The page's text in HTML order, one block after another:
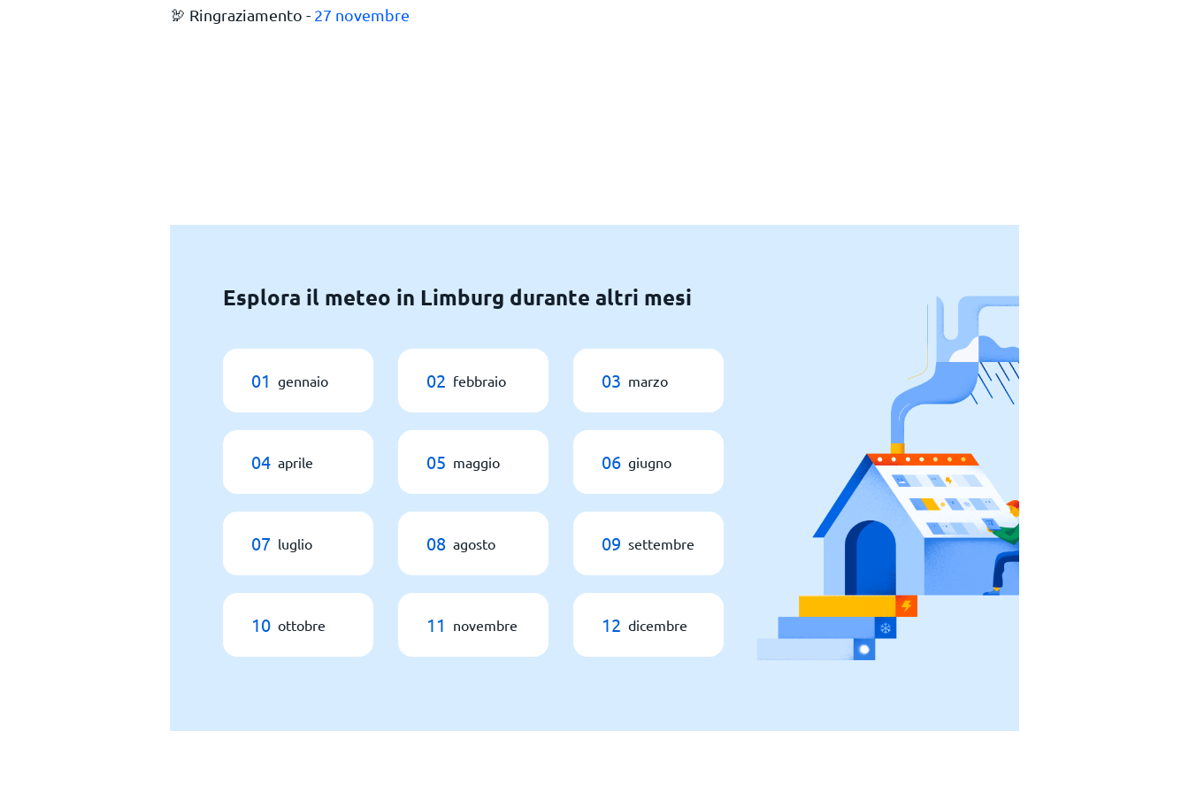
🦃 Ringraziamento - 27 novembre
Esplora il meteo in Limburg durante altri mesi
01 gennaio 02 febbraio 03 marzo
04 aprile 05 maggio 06 giugno
07 luglio 08 agosto 09 settembre
10 ottobre 11 novembre 12 dicembre